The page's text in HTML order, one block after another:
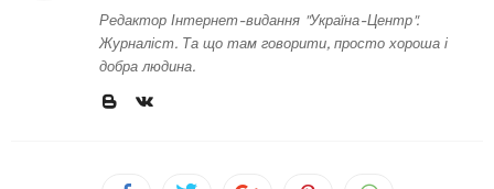
Редактор Інтернет-видання "Україна-Центр".
Журналіст. Та що там говорити, просто хороша і
добра людина.